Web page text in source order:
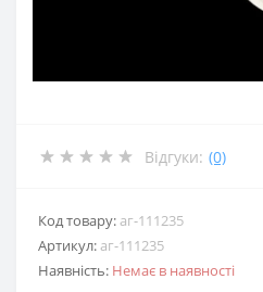
Відгуки: (0)
Код товару: аг-111235
Артикул: аг-111235
Наявність: Немає в наявності